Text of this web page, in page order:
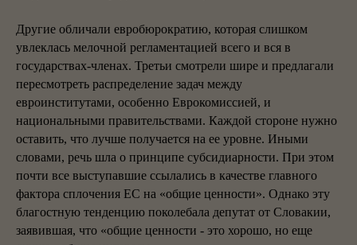
Другие обличали евробюрократию, которая слишком
увлеклась мелочной регламентацией всего и вся в
государствах-членах. Третьи смотрели шире и предлагали
пересмотреть распределение задач между
евроинститутами, особенно Еврокомиссией, и
национальными правительствами. Каждой стороне нужно
оставить, что лучше получается на ее уровне. Иными
словами, речь шла о принципе субсидиарности. При этом
почти все выступавшие ссылались в качестве главного
фактора сплочения ЕС на «общие ценности». Однако эту
благостную тенденцию поколебала депутат от Словакии,
заявившая, что «общие ценности - это хорошо, но еще